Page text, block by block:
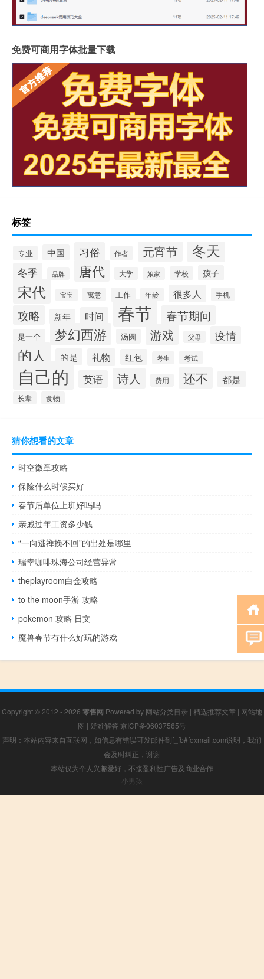
免费可商用字体批量下载
标签
专业 中国 习俗 作者 元宵节 冬天
冬季 品牌 唐代 大学 娘家 学校 孩子
宋代 宝宝 寓意 工作 年龄 很多人 手机
攻略 新年 时间 春节 春节期间
是一个 梦幻西游 汤圆 游戏 父母 疫情
的人 的是 礼物 红包 考生 考试
自己的 英语 诗人 费用 还不 都是
长辈 食物
猜你想看的文章
时空徽章攻略
保险什么时候买好
春节后单位上班好吗吗
亲戚过年工资多少钱
“一向逃禅挽不回”的出处是哪里
瑞幸咖啡珠海公司经营异常
theplayroom白金攻略
to the moon手游 攻略
pokemon 攻略 日文
魔兽春节有什么好玩的游戏
Copyright © 2012 - 2026 零售网 Powered by 网站分类目录 | 精选推荐文章 | 网站地
图 | 疑难解答 京ICP备06037565号
声明：本站内容来自互联网，如信息有错误可发邮件到f_fb#foxmail.com说明，我们
会及时纠正，谢谢
本站仅为个人兴趣爱好，不接盈利性广告及商业合作
小男孩